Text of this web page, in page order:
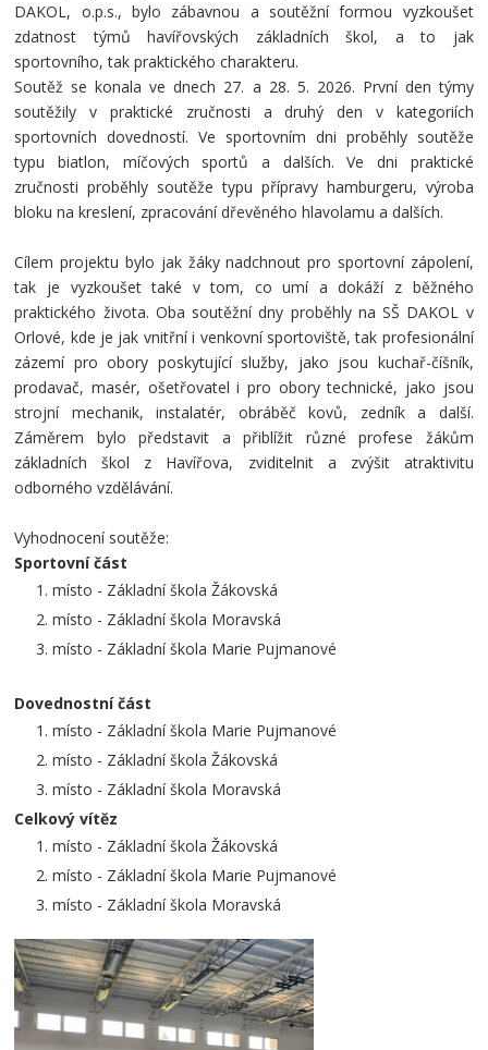
DAKOL, o.p.s., bylo zábavnou a soutěžní formou vyzkoušet
zdatnost týmů havířovských základních škol, a to jak
sportovního, tak praktického charakteru.
Soutěž se konala ve dnech 27. a 28. 5. 2026. První den týmy
soutěžily v praktické zručnosti a druhý den v kategoriích
sportovních dovedností. Ve sportovním dni proběhly soutěže
typu biatlon, míčových sportů a dalších. Ve dni praktické
zručnosti proběhly soutěže typu přípravy hamburgeru, výroba
bloku na kreslení, zpracování dřevěného hlavolamu a dalších.
Cílem projektu bylo jak žáky nadchnout pro sportovní zápolení,
tak je vyzkoušet také v tom, co umí a dokáží z běžného
praktického života. Oba soutěžní dny proběhly na SŠ DAKOL v
Orlové, kde je jak vnitřní i venkovní sportoviště, tak profesionální
zázemí pro obory poskytující služby, jako jsou kuchař-číšník,
prodavač, masér, ošetřovatel i pro obory technické, jako jsou
strojní mechanik, instalatér, obráběč kovů, zedník a další.
Záměrem bylo představit a přiblížit různé profese žákům
základních škol z Havířova, zviditelnit a zvýšit atraktivitu
odborného vzdělávání.
Vyhodnocení soutěže:
Sportovní část
místo - Základní škola Žákovská
místo - Základní škola Moravská
místo - Základní škola Marie Pujmanové
Dovednostní část
místo - Základní škola Marie Pujmanové
místo - Základní škola Žákovská
místo - Základní škola Moravská
Celkový vítěz
místo - Základní škola Žákovská
místo - Základní škola Marie Pujmanové
místo - Základní škola Moravská